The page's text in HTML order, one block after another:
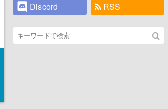
Discord
RSS